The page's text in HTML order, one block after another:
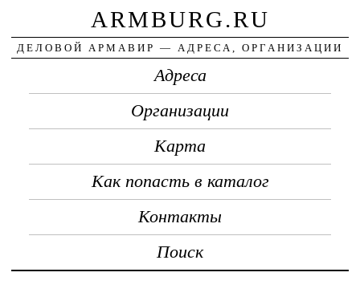
ARMBURG.RU
ДЕЛОВОЙ АРМАВИР — АДРЕСА, ОРГАНИЗАЦИИ
Адреса
Организации
Карта
Как попасть в каталог
Контакты
Поиск